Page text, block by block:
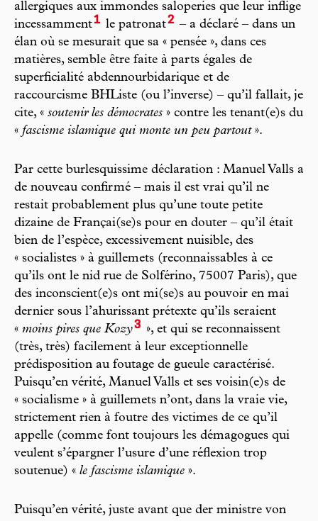
allergiques aux immondes saloperies que leur inflige
incessamment1 le patronat2 – a déclaré – dans un
élan où se mesurait que sa « pensée », dans ces
matières, semble être faite à parts égales de
superficialité abdennourbidarique et de
raccourcisme BHListe (ou l’inverse) – qu’il fallait, je
cite, « soutenir les démocrates » contre les tenant(e)s du
« fascisme islamique qui monte un peu partout».
Par cette burlesquissime déclaration : Manuel Valls a
de nouveau confirmé – mais il est vrai qu’il ne
restait probablement plus qu’une toute petite
dizaine de Françai(se)s pour en douter – qu’il était
bien de l’espèce, excessivement nuisible, des
« socialistes » à guillemets (reconnaissables à ce
qu’ils ont le nid rue de Solférino, 75007 Paris), que
des inconscient(e)s ont mi(se)s au pouvoir en mai
dernier sous l’ahurissant prétexte qu’ils seraient
« moins pires que Kozy3 », et qui se reconnaissent
(très, très) facilement à leur exceptionnelle
prédisposition au foutage de gueule caractérisé.
Puisqu’en vérité, Manuel Valls et ses voisin(e)s de
« socialisme » à guillemets n’ont, dans la vraie vie,
strictement rien à foutre des victimes de ce qu’il
appelle (comme font toujours les démagogues qui
veulent s’épargner l’usure d’une réflexion trop
soutenue) « le fascisme islamique ».
Puisqu’en vérité, juste avant que der ministre von